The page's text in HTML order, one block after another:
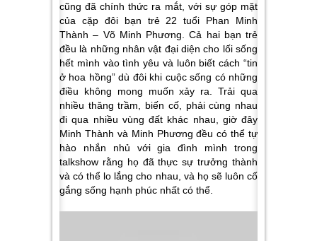
cũng đã chính thức ra mắt, với sự góp mặt
của cặp đôi bạn trẻ 22 tuổi Phan Minh
Thành – Võ Minh Phương. Cả hai bạn trẻ
đều là những nhân vật đại diện cho lối sống
hết mình vào tình yêu và luôn biết cách “tin
ở hoa hồng” dù đôi khi cuộc sống có những
điều không mong muốn xảy ra. Trải qua
nhiều thăng trầm, biến cố, phải cùng nhau
đi qua nhiều vùng đất khác nhau, giờ đây
Minh Thành và Minh Phương đều có thể tự
hào nhắn nhủ với gia đình mình trong
talkshow rằng họ đã thực sự trưởng thành
và có thể lo lắng cho nhau, và họ sẽ luôn cố
gắng sống hạnh phúc nhất có thể.